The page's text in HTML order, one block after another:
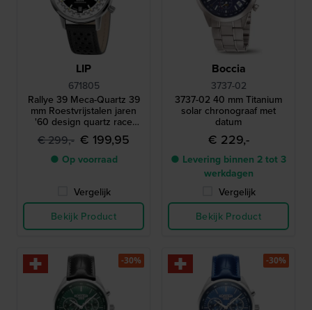
LIP
671805
Rallye 39 Meca-Quartz 39
mm Roestvrijstalen jaren
'60 design quartz race
chronograaf
€ 299,- € 199,95
● Op voorraad
Vergelijk
Bekijk Product
Boccia
3737-02
3737-02 40 mm Titanium
solar chronograaf met
datum
€ 229,-
● Levering binnen 2 tot 3
werkdagen
Vergelijk
Bekijk Product
-30% -30%